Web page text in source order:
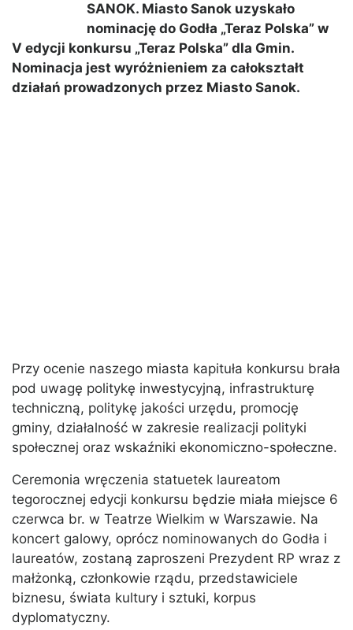
SANOK. Miasto Sanok uzyskało
nominację do Godła „Teraz Polska” w
V edycji konkursu „Teraz Polska” dla Gmin.
Nominacja jest wyróżnieniem za całokształt
działań prowadzonych przez Miasto Sanok.
Przy ocenie naszego miasta kapituła konkursu brała
pod uwagę politykę inwestycyjną, infrastrukturę
techniczną, politykę jakości urzędu, promocję
gminy, działalność w zakresie realizacji polityki
społecznej oraz wskaźniki ekonomiczno-społeczne.
Ceremonia wręczenia statuetek laureatom
tegorocznej edycji konkursu będzie miała miejsce 6
czerwca br. w Teatrze Wielkim w Warszawie. Na
koncert galowy, oprócz nominowanych do Godła i
laureatów, zostaną zaproszeni Prezydent RP wraz z
małżonką, członkowie rządu, przedstawiciele
biznesu, świata kultury i sztuki, korpus
dyplomatyczny.